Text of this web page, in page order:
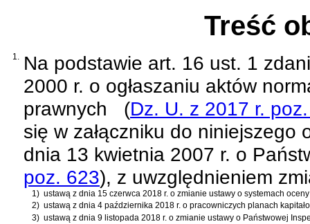
Treść
1. Na podstawie art. 16 ust. 1
2000 r. o ogłaszaniu aktów
prawnych
(Dz. U. z 2017 r.
się w załączniku do
dnia 13 kwietnia 2007 r. o
poz. 623), z uwzględnieniem
1) ustawą z dnia 15 czerwca 2018 r. o zmianie ustawy o systemach
2) ustawą z dnia 4 października 2018 r. o pracowniczych planach
3) ustawą z dnia 9 listopada 2018 r. o zmianie ustawy o Państwowej